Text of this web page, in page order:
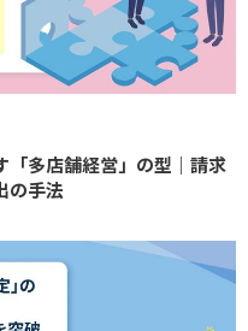
「多店舗経営」の型｜請求
の手法